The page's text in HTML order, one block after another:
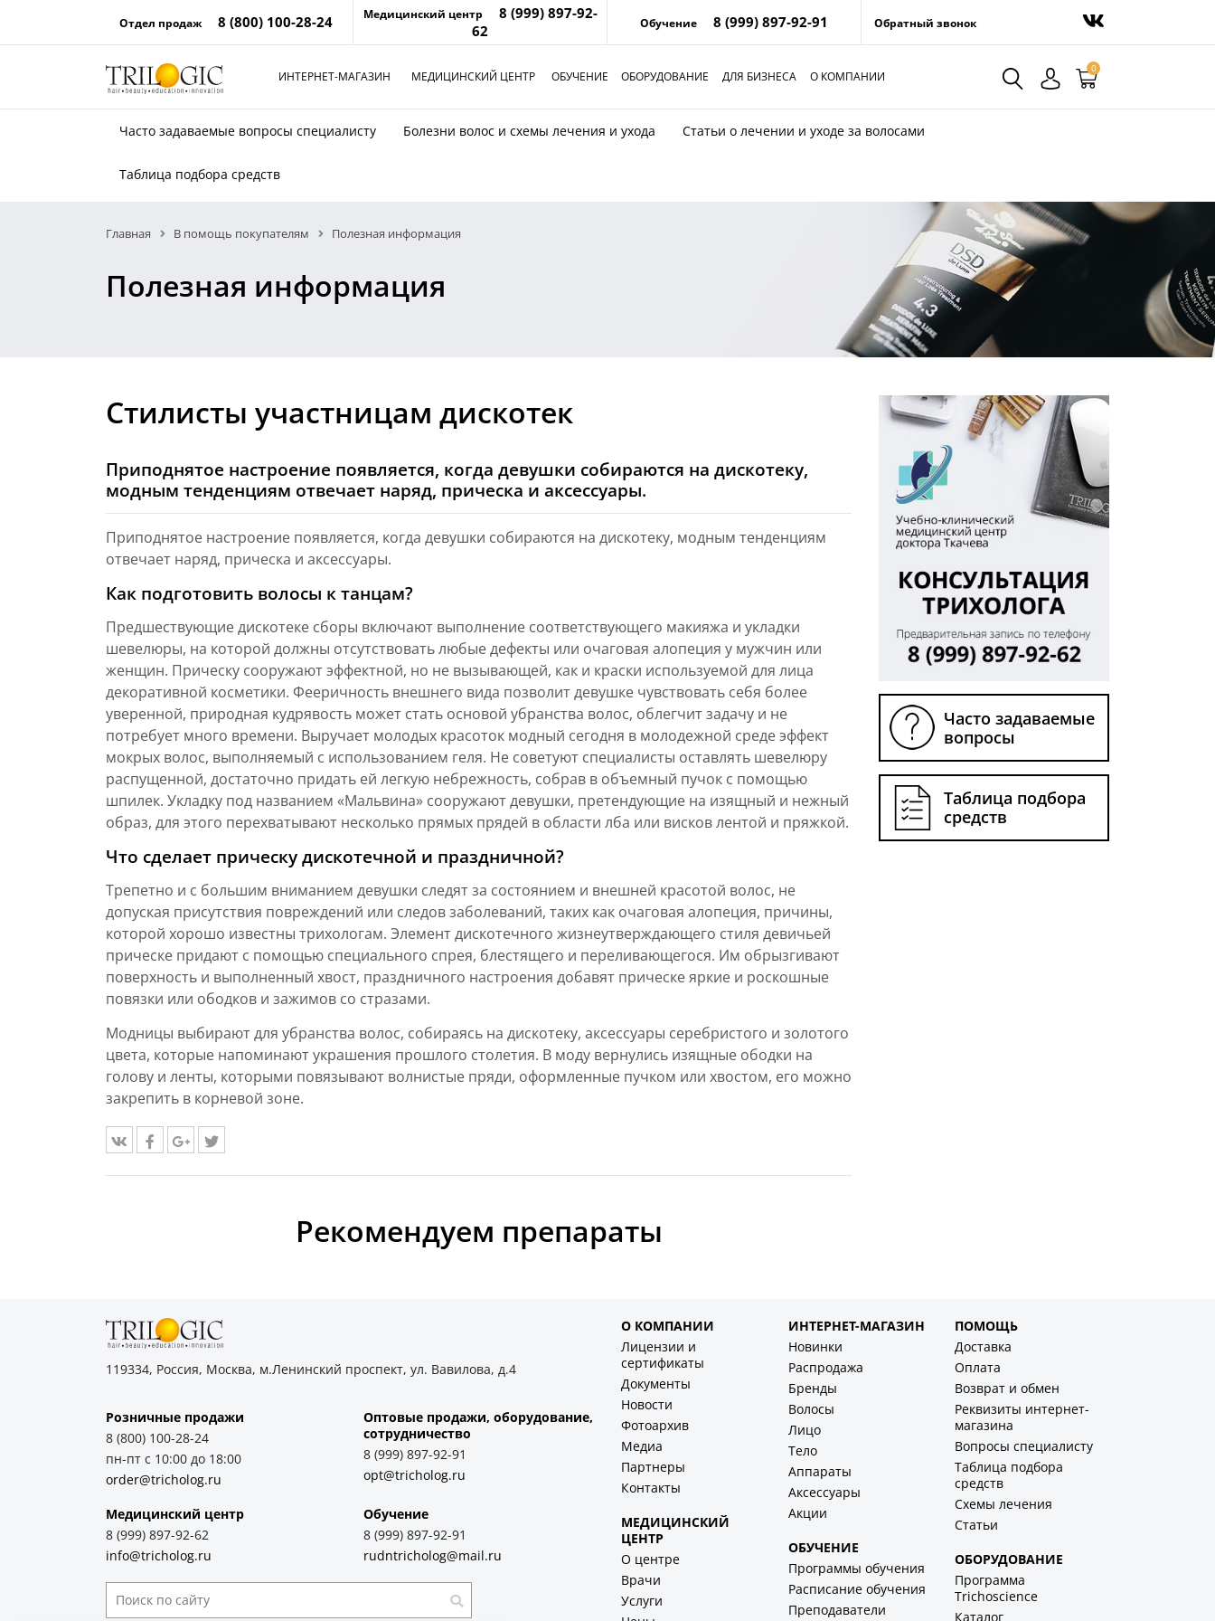
Отдел продаж 8 (800) 100-28-24 Медицинский центр
8 (999) 897-92-
62
Обучение 8 (999) 897-92-91 Обратный звонок
0
ИНТЕРНЕТ-МАГАЗИН МЕДИЦИНСКИЙ ЦЕНТР ОБУЧЕНИЕ ОБОРУДОВАНИЕ ДЛЯ БИЗНЕСА О КОМПАНИИ
Часто задаваемые вопросы специалисту Болезни волос и схемы лечения и ухода Статьи о лечении и уходе за волосами
Таблица подбора средств
Главная В помощь покупателям Полезная информация
Полезная информация
Стилисты участницам дискотек
Приподнятое настроение появляется, когда девушки собираются на дискотеку,
модным тенденциям отвечает наряд, прическа и аксессуары.
Приподнятое настроение появляется, когда девушки собираются на дискотеку, модным тенденциям
отвечает наряд, прическа и аксессуары.
Как подготовить волосы к танцам?
Предшествующие дискотеке сборы включают выполнение соответствующего макияжа и укладки
шевелюры, на которой должны отсутствовать любые дефекты или очаговая алопеция у мужчин или
женщин. Прическу сооружают эффектной, но не вызывающей, как и краски используемой для лица
декоративной косметики. Фееричность внешнего вида позволит девушке чувствовать себя более
уверенной, природная кудрявость может стать основой убранства волос, облегчит задачу и не
потребует много времени. Выручает молодых красоток модный сегодня в молодежной среде эффект
мокрых волос, выполняемый с использованием геля. Не советуют специалисты оставлять шевелюру
распущенной, достаточно придать ей легкую небрежность, собрав в объемный пучок с помощью
шпилек. Укладку под названием «Мальвина» сооружают девушки, претендующие на изящный и нежный
образ, для этого перехватывают несколько прямых прядей в области лба или висков лентой и пряжкой.
Что сделает прическу дискотечной и праздничной?
Трепетно и с большим вниманием девушки следят за состоянием и внешней красотой волос, не
допуская присутствия повреждений или следов заболеваний, таких как очаговая алопеция, причины,
которой хорошо известны трихологам. Элемент дискотечного жизнеутверждающего стиля девичьей
прическе придают с помощью специального спрея, блестящего и переливающегося. Им обрызгивают
поверхность и выполненный хвост, праздничного настроения добавят прическе яркие и роскошные
повязки или ободков и зажимов со стразами.
Модницы выбирают для убранства волос, собираясь на дискотеку, аксессуары серебристого и золотого
цвета, которые напоминают украшения прошлого столетия. В моду вернулись изящные ободки на
голову и ленты, которыми повязывают волнистые пряди, оформленные пучком или хвостом, его можно
закрепить в корневой зоне.
Рекомендуем препараты
Часто задаваемые
вопросы
Таблица подбора
средств
119334, Россия, Москва, м.Ленинский проспект, ул. Вавилова, д.4
Розничные продажи
8 (800) 100-28-24
пн-пт с 10:00 до 18:00
order@tricholog.ru
Оптовые продажи, оборудование,
cотрудничество
8 (999) 897-92-91
opt@tricholog.ru
Медицинский центр
8 (999) 897-92-62
info@tricholog.ru
Обучение
8 (999) 897-92-91
rudntricholog@mail.ru
О КОМПАНИИ
Лицензии и
сертификаты
Документы
Новости
Фотоархив
Медиа
Партнеры
Контакты
МЕДИЦИНСКИЙ
ЦЕНТР
О центре
Врачи
Услуги
ИНТЕРНЕТ-МАГАЗИН
Новинки
Распродажа
Бренды
Волосы
Лицо
Тело
Аппараты
Аксессуары
Акции
ОБУЧЕНИЕ
Программы обучения
Расписание обучения
Преподаватели
ПОМОЩЬ
Доставка
Оплата
Возврат и обмен
Реквизиты интернет-
магазина
Вопросы специалисту
Таблица подбора
средств
Схемы лечения
Статьи
ОБОРУДОВАНИЕ
Программа
Trichoscience
Каталог